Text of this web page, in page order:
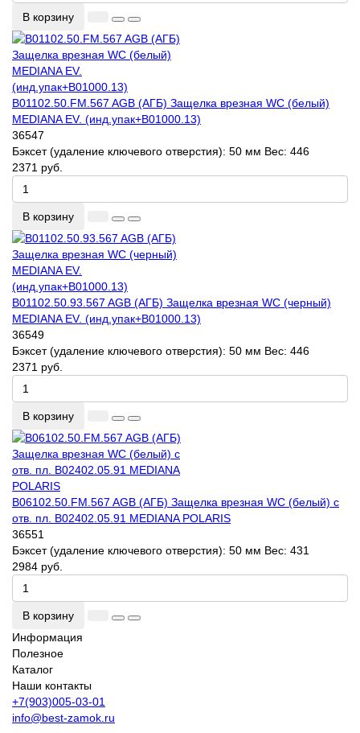
В корзину
B01102.50.FM.567 AGB (АГБ) Защелка врезная WC (белый)
MEDIANA EV. (инд.упак+B01000.13)
36547
Бэксет (удаление ключевого отверстия): 50 мм Вес: 446
2371 руб.
В корзину
B01102.50.93.567 AGB (АГБ) Защелка врезная WC (черный)
MEDIANA EV. (инд.упак+B01000.13)
36549
Бэксет (удаление ключевого отверстия): 50 мм Вес: 446
2371 руб.
В корзину
B06102.50.FM.567 AGB (АГБ) Защелка врезная WC (белый) с
отв. пл. B02402.05.91 MEDIANA POLARIS
36551
Бэксет (удаление ключевого отверстия): 50 мм Вес: 431
2984 руб.
В корзину
Информация
Полезное
Каталог
Наши контакты
+7(903)005-03-01
info@best-zamok.ru